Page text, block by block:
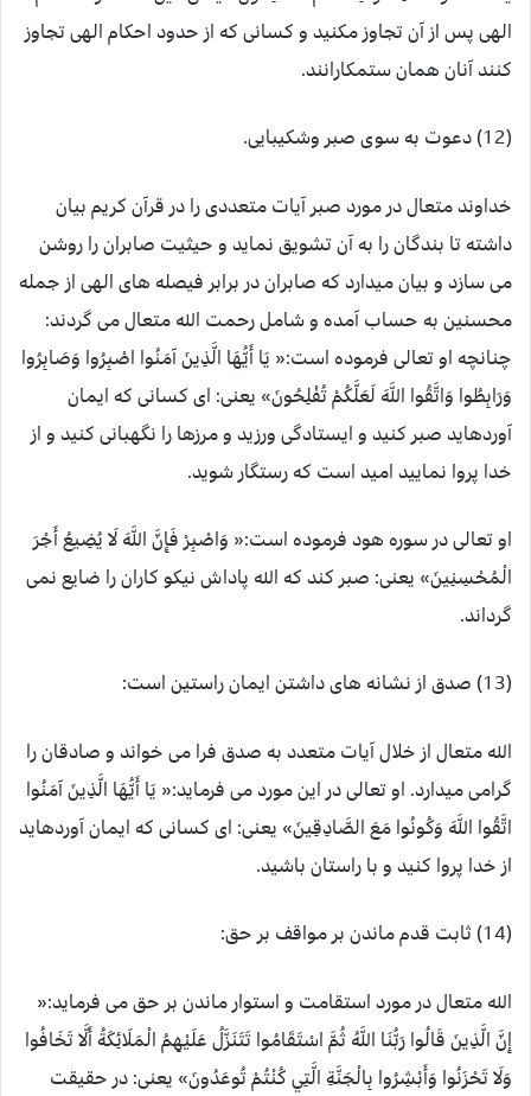
الهى پس از آن تجاوز مكنيد و كسانى كه از حدود احكام الهى تجاوز
كنند آنان همان ستمكارانند.
(12) دعوت به سوی صبر وشکیبایی.
خداوند متعال در مورد صبر آیات متعددی را در قرآن کریم بیان
داشته تا بندگان را به آن تشویق نماید و حیثیت صابران را روشن
می سازد و بیان میدارد که صابران در برابر فیصله های الهی از جمله
محسنین به حساب آمده و شامل رحمت الله متعال می گردند:
چنانچه او تعالی فرموده است:« يَا أَيُّهَا الَّذِينَ آمَنُوا اصْبِرُوا وَصَابِرُوا
وَرَابِطُوا وَاتَّقُوا اللَّهَ لَعَلَّكُمْ تُفْلِحُونَ» یعنی: اى كسانى كه ايمان
آورده‏ايد صبر كنيد و ايستادگى ورزيد و مرزها را نگهبانى كنيد و از
خدا پروا نماييد اميد است كه رستگار شويد.
او تعالی در سوره هود فرموده است:« وَاصْبِرْ فَإِنَّ اللَّهَ لَا يُضِيعُ أَجْرَ
الْمُحْسِنِينَ» یعنی: صبر کند که الله پاداش نیکو کاران را ضایع نمی
گرداند.
(13) صدق از نشانه های داشتن ایمان راستین است:
الله متعال از خلال آیات متعدد به صدق فرا می خواند و صادقان را
گرامی میدارد. او تعالی در این مورد می فرماید:« يَا أَيُّهَا الَّذِينَ آمَنُوا
اتَّقُوا اللَّهَ وَكُونُوا مَعَ الصَّادِقِينَ» یعنی: اى كسانى كه ايمان آورده‏ايد
از خدا پروا كنيد و با راستان باشيد.
(14) ثابت قدم ماندن بر مواقف بر حق:
الله متعال در مورد استقامت و استوار ماندن بر حق می فرماید:«
إِنَّ الَّذِينَ قَالُوا رَبُّنَا اللَّهُ ثُمَّ اسْتَقَامُوا تَتَنَزَّلُ عَلَيْهِمُ الْمَلَائِكَةُ أَلَّا تَخَافُوا
وَلَا تَحْزَنُوا وَأَبْشِرُوا بِالْجَنَّةِ الَّتِي كُنْتُمْ تُوعَدُونَ» یعنی: در حقيقت